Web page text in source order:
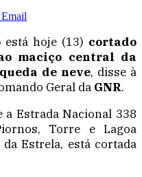
Email
está hoje (13) cortado
maciço central da
queda de neve, disse à
Geral da GNR.
Estrada Nacional 338
Torre e Lagoa
Estrela, está cortada